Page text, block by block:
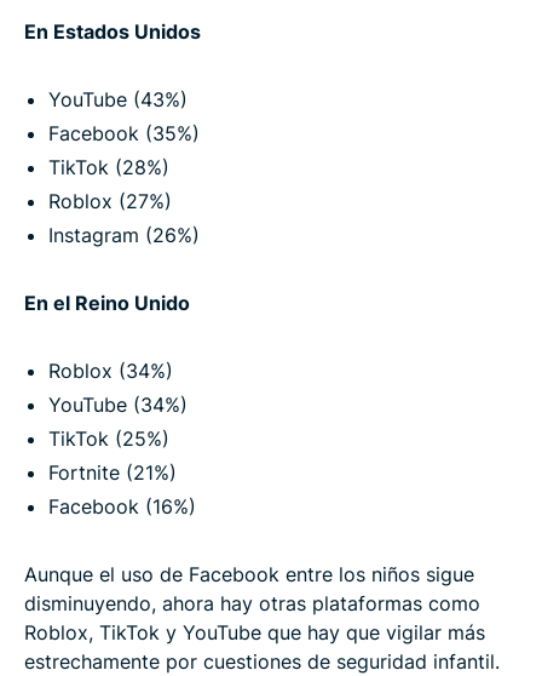
En Estados Unidos
YouTube (43%)
Facebook (35%)
TikTok (28%)
Roblox (27%)
Instagram (26%)
En el Reino Unido
Roblox (34%)
YouTube (34%)
TikTok (25%)
Fortnite (21%)
Facebook (16%)
Aunque el uso de Facebook entre los niños sigue
disminuyendo, ahora hay otras plataformas como
Roblox, TikTok y YouTube que hay que vigilar más
estrechamente por cuestiones de seguridad infantil.